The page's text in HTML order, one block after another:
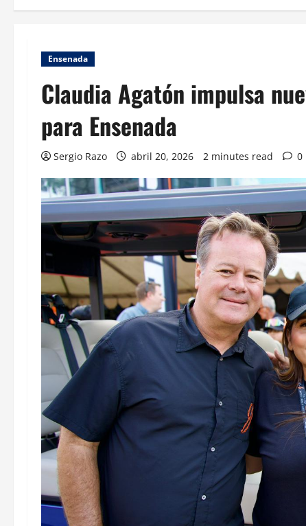
Ensenada
Claudia Agatón impulsa
para Ensenada
Sergio Razo abril 20, 2026 2 minutes read 0